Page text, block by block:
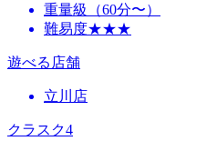
重量級（60分〜）
難易度★★★
遊べる店舗
立川店
クラスク4